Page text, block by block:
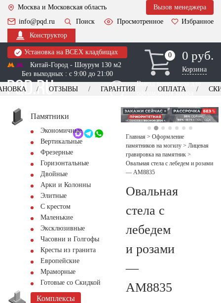
Москва и Московская область
Вызов менеджера
info@pqd.ru
Поиск Просмотренное
Избранное
Конструктор
Установка на ВСЕХ кладбищах
Китай-Город - Шоурум 130 м2
Без выходных : с 9:00 до 21:00
0
0 0 руб.
Корзина
Выезд менеджера для
оформления заказа
+7 (495) 518-44-23
Обратный звонок
ОТЗЫВЫ ГАРАНТИЯ ОПЛАТА
Памятники
Экономичные
Вертикальные
Фрезерные
Горизонтальные
Двойные
Арки и Колонны
Элитные
С крестом
Маленькие
Эксклюзивные
Часовни и Голгофы
Кресты из гранита
Европейские
Мраморные
Готовые со Скидкой
Комплексы
Главная > Оформление
памятников на могилу > Лицевая
гравировка на памятник >
Овальная стела с лебедем и розами
— AM8835
Овальная
стела с
лебедем
и розами
—
AM8835